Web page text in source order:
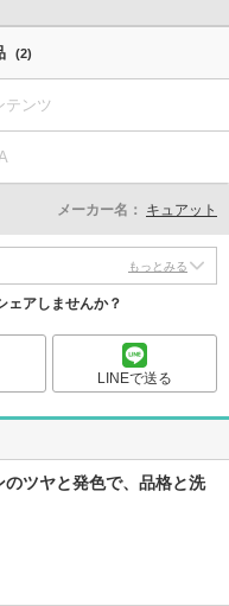
(2)
テンツ
メーカー名： キュアット
もっとみる
ェアしませんか？
LINEで送る
のツヤと発色で、品格と洗